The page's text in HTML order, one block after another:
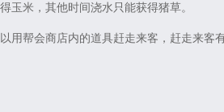
玉米，其他时间浇水只能获得猪草。
帮会商店内的道具赶走来客，赶走来客有